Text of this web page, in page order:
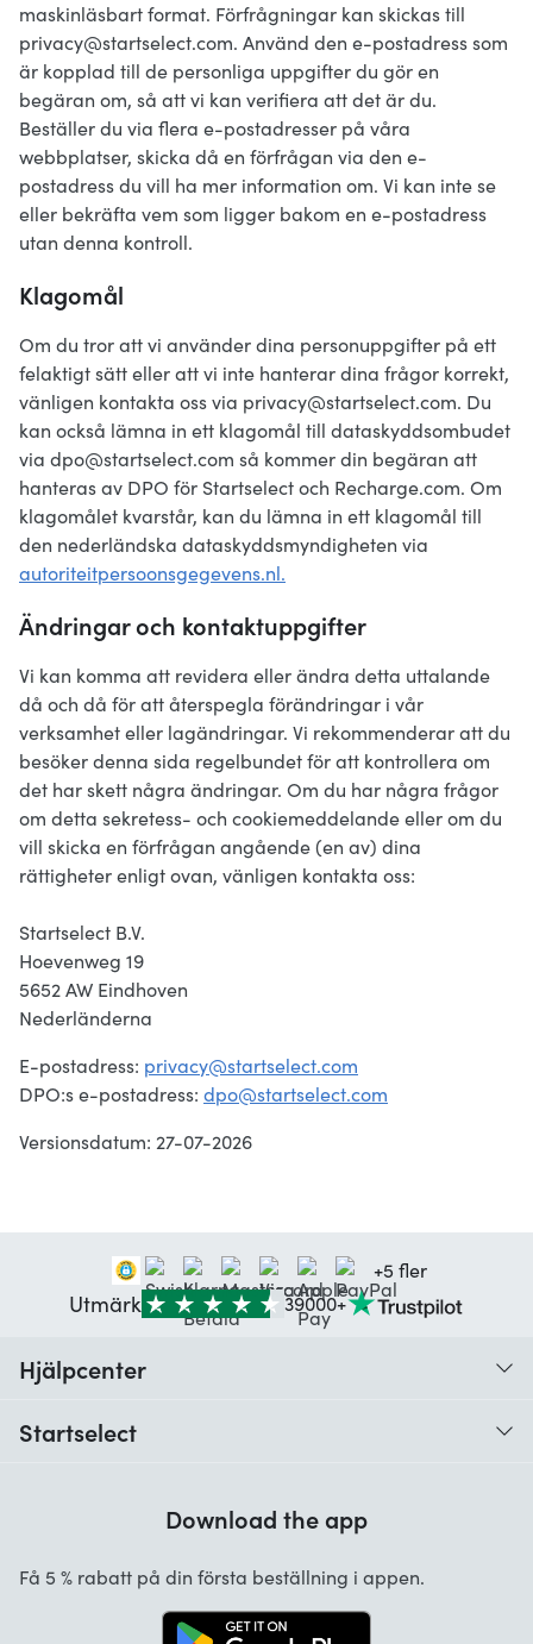
maskinläsbart format. Förfrågningar kan skickas till
privacy@startselect.com. Använd den e-postadress som
är kopplad till de personliga uppgifter du gör en
begäran om, så att vi kan verifiera att det är du.
Beställer du via flera e-postadresser på våra
webbplatser, skicka då en förfrågan via den e-
postadress du vill ha mer information om. Vi kan inte se
eller bekräfta vem som ligger bakom en e-postadress
utan denna kontroll.
Klagomål
Om du tror att vi använder dina personuppgifter på ett
felaktigt sätt eller att vi inte hanterar dina frågor korrekt,
vänligen kontakta oss via privacy@startselect.com. Du
kan också lämna in ett klagomål till dataskyddsombudet
via dpo@startselect.com så kommer din begäran att
hanteras av DPO för Startselect och Recharge.com. Om
klagomålet kvarstår, kan du lämna in ett klagomål till
den nederländska dataskyddsmyndigheten via
autoriteitpersoonsgegevens.nl.
Ändringar och kontaktuppgifter
Vi kan komma att revidera eller ändra detta uttalande
då och då för att återspegla förändringar i vår
verksamhet eller lagändringar. Vi rekommenderar att du
besöker denna sida regelbundet för att kontrollera om
det har skett några ändringar. Om du har några frågor
om detta sekretess- och cookiemeddelande eller om du
vill skicka en förfrågan angående (en av) dina
rättigheter enligt ovan, vänligen kontakta oss:
Startselect B.V.
Hoevenweg 19
5652 AW Eindhoven
Nederländerna
E-postadress: privacy@startselect.com
DPO:s e-postadress: dpo@startselect.com
Versionsdatum: 27-07-2026
+5 fler
Utmärk 39000+
Hjälpcenter
Startselect
Startselect App
Download the app
Få 5 % rabatt på din första beställning i appen.